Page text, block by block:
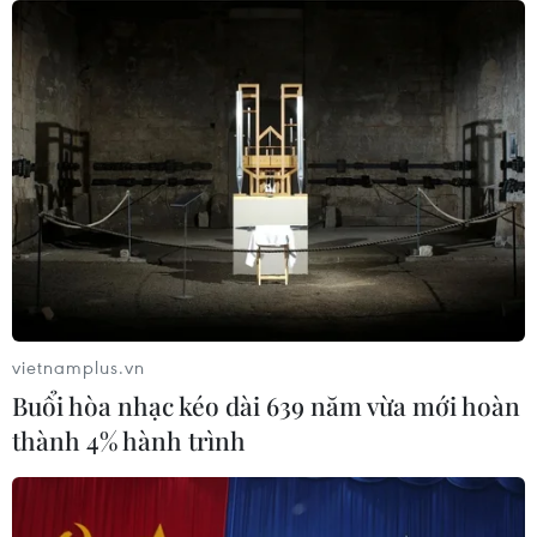
Chủ động nguồn điện phục vụ Hội
nghị cấp cao APEC 2027
06/08/2026 04:31
Doanh nghiệp Trung Quốc đánh giá
cao triển vọng hợp tác cơ giới hóa
nông nghiệp với Việt Nam
06/08/2026 04:14
Thống đốc Fed khuyến nghị tăng lãi
suất nếu lạm phát không sớm hạ
nhiệt
06/08/2026 03:46
vietnamplus.vn
Buổi hòa nhạc kéo dài 639 năm vừa mới hoàn
thành 4% hành trình